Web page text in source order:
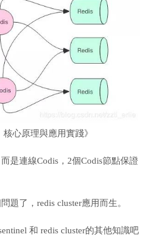
核心原理與應用實踐》
是連線Codis，2個Codis節點保證
題了，redis cluster應用而生。
和 redis cluster的其他知識吧